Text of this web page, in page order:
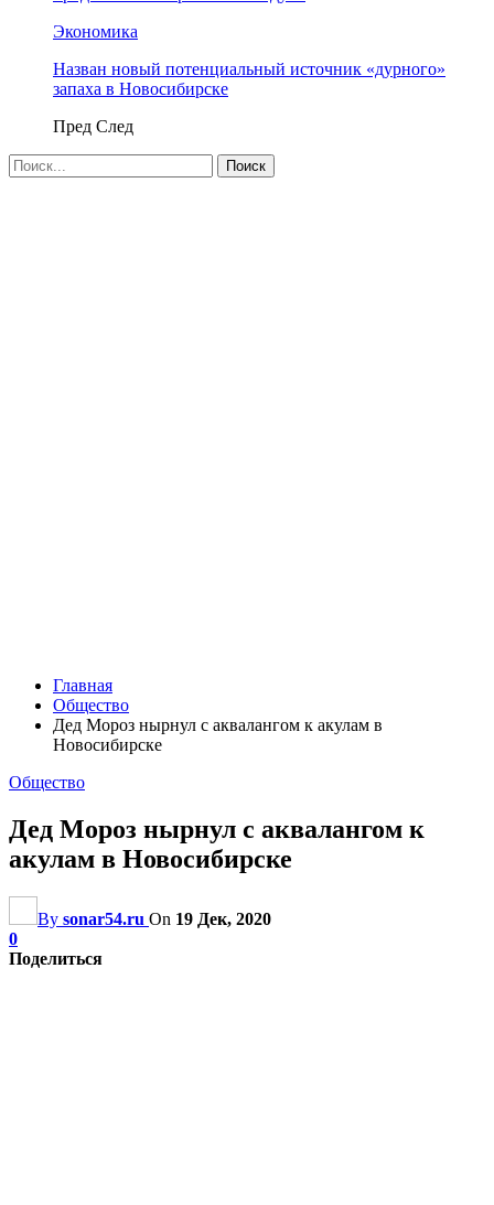
Экономика
Назван новый потенциальный источник «дурного»
запаха в Новосибирске
Пред След
Главная
Общество
Дед Мороз нырнул с аквалангом к акулам в
Новосибирске
Общество
Дед Мороз нырнул с аквалангом к
акулам в Новосибирске
By sonar54.ru On 19 Дек, 2020
0
Поделиться